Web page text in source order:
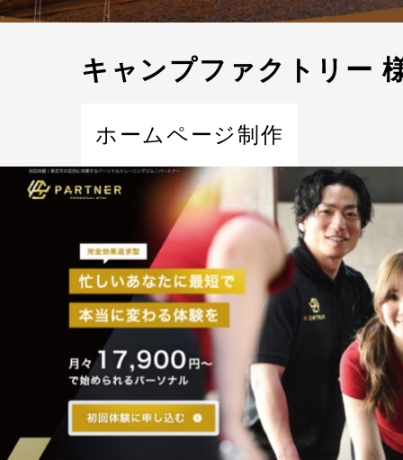
キャンプファクトリー
ホームページ制作